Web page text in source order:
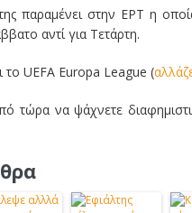
παραμένει στην ΕΡΤ η
αντί για Τετάρτη.
το UEFA Europa League (
τώρα να ψάχνετε